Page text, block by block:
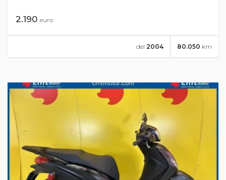
2.190 euro
80.050 km
del 2004